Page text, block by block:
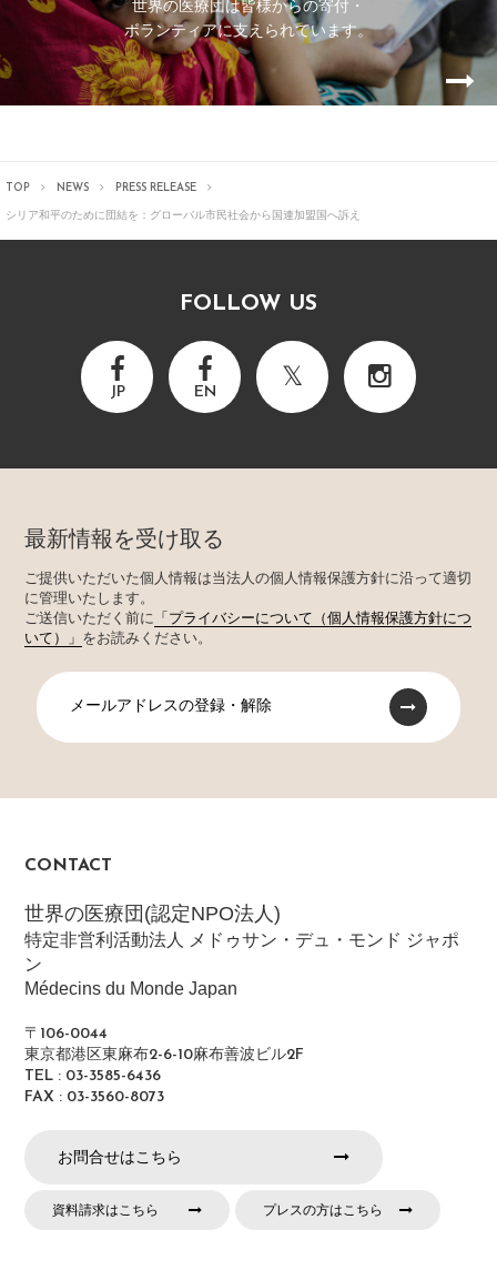
世界の医療団は皆様からの寄付・
ボランティアに支えられています。
TOP NEWS PRESS RELEASE
シリア和平のために団結を：グローバル市民社会から国連加盟国へ訴え
FOLLOW US
JP EN
最新情報を受け取る
ご提供いただいた個人情報は当法人の個人情報保護方針に沿って適切
に管理いたします。
ご送信いただく前に
「プライバシーについて（個人情報保護方針につ
いて）」 をお読みください。
メールアドレスの登録・解除
CONTACT
世界の医療団(認定NPO法人)
特定非営利活動法人 メドゥサン・デュ・モンド ジャポ
ン
Médecins du Monde Japan
〒106-0044
東京都港区東麻布2-6-10麻布善波ビル2F
TEL : 03-3585-6436
FAX : 03-3560-8073
お問合せはこちら
資料請求はこちら プレスの方はこちら